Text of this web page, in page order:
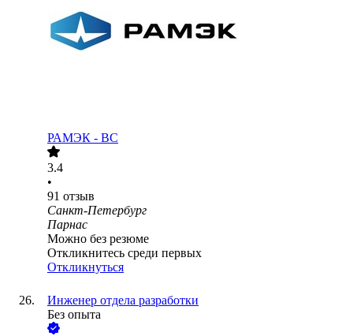
РАМЭК - ВС
3.4
•
91 отзыв
Санкт-Петербург
Парнас
Можно без резюме
Откликнитесь среди первых
Откликнуться
Инженер отдела разработки
Без опыта